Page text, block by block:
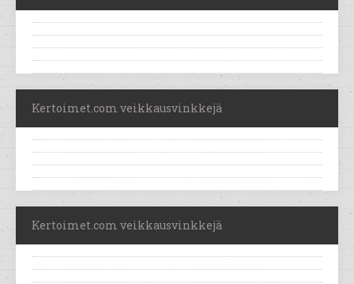
Kertoimet.com veikkausvinkkejä
Kertoimet.com veikkausvinkkejä